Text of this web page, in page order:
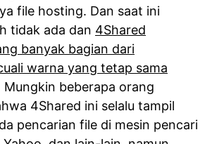
file hosting. Dan saat ini
tidak ada dan 4Shared
banyak bagian dari
warna yang tetap sama
Mungkin beberapa orang
4Shared ini selalu tampil
pencarian file di mesin pencari